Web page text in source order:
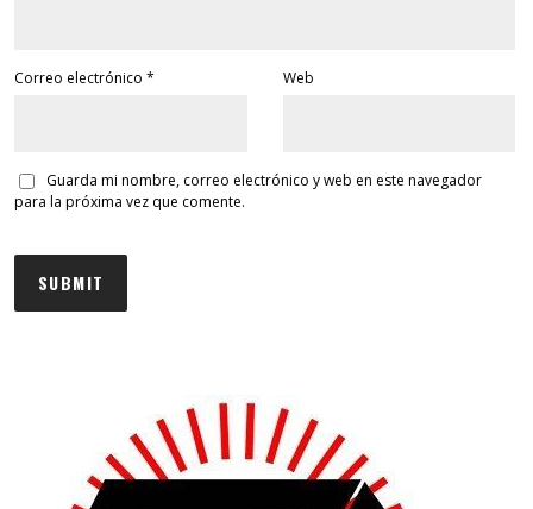
Correo electrónico * Web
Guarda mi nombre, correo electrónico y web en este navegador
para la próxima vez que comente.